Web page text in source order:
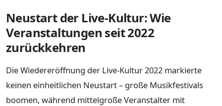
Neustart der Live-Kultur: Wie
Veranstaltungen seit 2022
zurückkehren
Die Wiedereröffnung der Live-Kultur 2022 markierte
keinen einheitlichen Neustart – große Musikfestivals
boomen, während mittelgroße Veranstalter mit